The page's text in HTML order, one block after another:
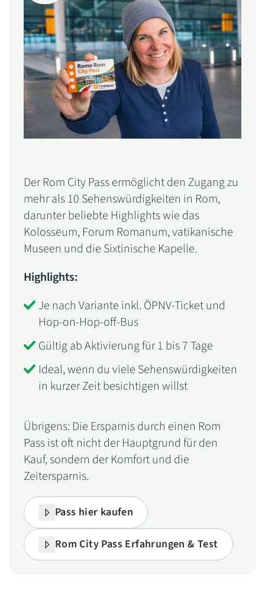
Der Rom City Pass ermöglicht den Zugang zu
mehr als 10 Sehenswürdigkeiten in Rom,
darunter beliebte Highlights wie das
Kolosseum, Forum Romanum, vatikanische
Museen und die Sixtinische Kapelle.
Highlights:
Je nach Variante inkl. ÖPNV-Ticket und
Hop-on-Hop-off-Bus
Gültig ab Aktivierung für 1 bis 7 Tage
Ideal, wenn du viele Sehenswürdigkeiten
in kurzer Zeit besichtigen willst
Übrigens: Die Ersparnis durch einen Rom
Pass ist oft nicht der Hauptgrund für den
Kauf, sondern der Komfort und die
Zeitersparnis.
Pass hier kaufen
Rom City Pass Erfahrungen & Test